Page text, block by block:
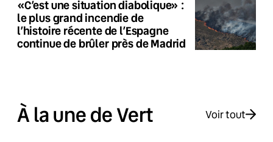
«C’est une situation diabolique» :
le plus grand incendie de
l’histoire récente de l’Espagne
continue de brûler près de Madrid
À la une de Vert Voir tout